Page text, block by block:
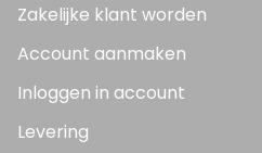
Zakelijke klant worden
Account aanmaken
Inloggen in account
Levering